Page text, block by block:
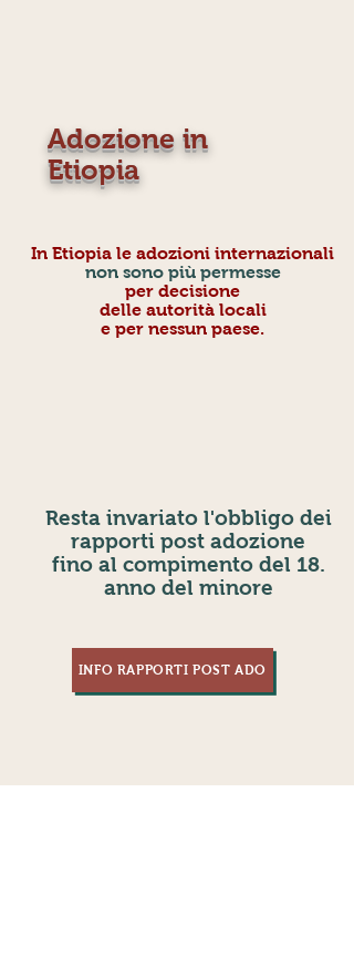
Adozione in
Etiopia
In Etiopia le adozioni internazionali
non sono più permesse
per decisione
delle autorità locali
e per nessun paese.
Resta invariato l'obbligo dei
rapporti post adozione
fino al compimento del 18.
anno del minore
INFO RAPPORTI POST ADO